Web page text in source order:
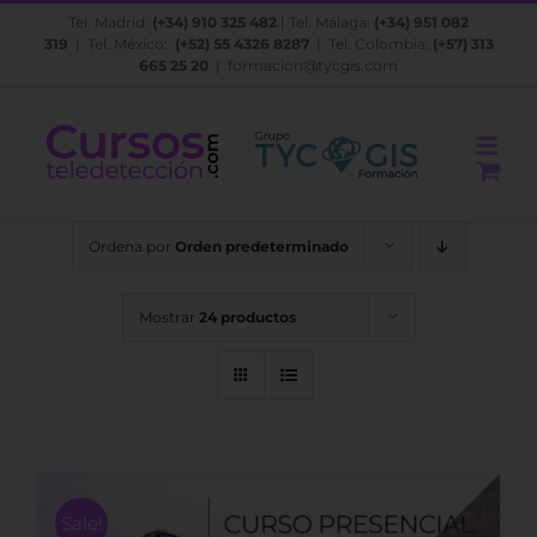
Saltar
Tel. Madrid: (+34) 910 325 482 | Tel. Málaga: (+34) 951 082
319 | Tel. México: (+52) 55 4326 8287| Tel. Colombia: (+57) 313
665 25 20
formacion@tycgis.com
Ordena por Orden predeterminado
Mostrar 24 productos
Sale!